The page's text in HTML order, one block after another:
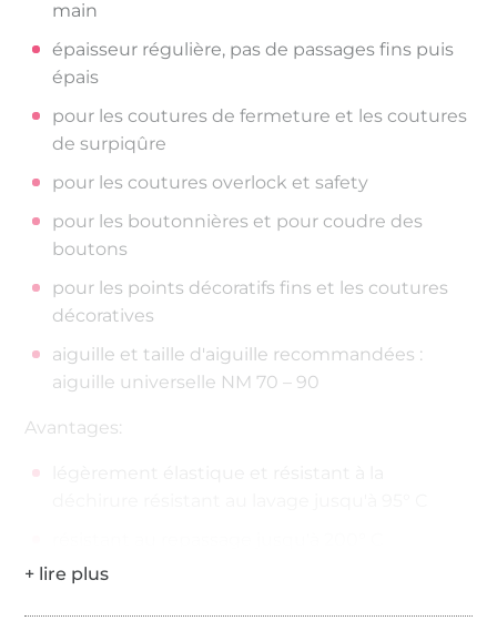
main
épaisseur régulière, pas de passages fins puis
épais
pour les coutures de fermeture et les coutures
de surpiqûre
pour les coutures overlock et safety
pour les boutonnières et pour coudre des
boutons
pour les points décoratifs fins et les coutures
décoratives
aiguille et taille d'aiguille recommandées :
aiguille universelle NM 70 – 90
Avantages:
200 mètres sur la bobine
Épaisseur de fil : No./Tkt. 100 | dtex 300/2 | Nm